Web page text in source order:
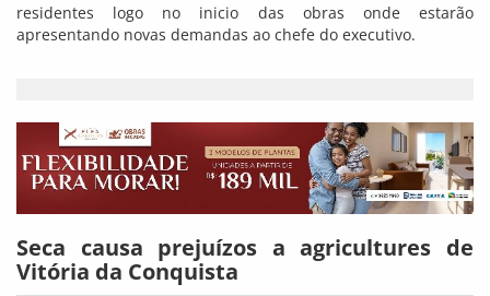
residentes logo no inicio das obras onde estarão
apresentando novas demandas ao chefe do executivo.
Seca causa prejuízos a agricultures de
Vitória da Conquista